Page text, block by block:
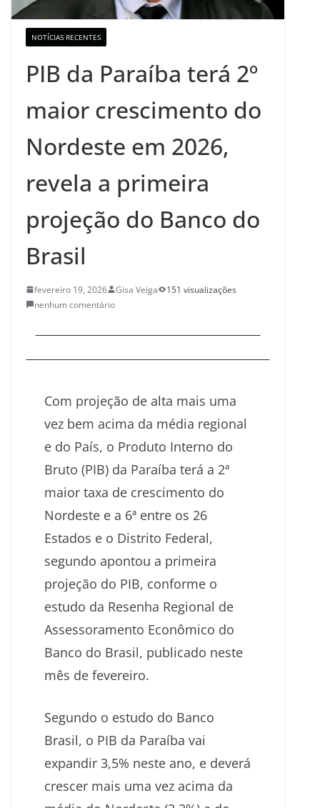
NOTÍCIAS RECENTES
PIB da Paraíba terá 2º
maior crescimento do
Nordeste em 2026,
revela a primeira
projeção do Banco do
Brasil
fevereiro 19, 2026 Gisa Veiga
151 visualizações
nenhum comentário
Com projeção de alta mais uma
vez bem acima da média regional
e do País, o Produto Interno do
Bruto (PIB) da Paraíba terá a 2ª
maior taxa de crescimento do
Nordeste e a 6ª entre os 26
Estados e o Distrito Federal,
segundo apontou a primeira
projeção do PIB, conforme o
estudo da Resenha Regional de
Assessoramento Econômico do
Banco do Brasil, publicado neste
mês de fevereiro.
Segundo o estudo do Banco
Brasil, o PIB da Paraíba vai
expandir 3,5% neste ano, e deverá
crescer mais uma vez acima da